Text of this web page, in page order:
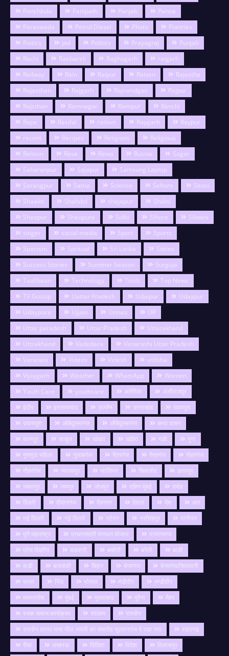
Panchkula
Panipath Panjab
Panna
Paraswada
Petrol Diesel Photo
Poetries
Poitics
pol Politics Prayagraj
Punjab
Rachi
Raebareli Raghogarh
raigarh
Railway
Rain Raipur Raisen
Rajastha
Rajasthan
Rajgarh Rajnandgao
Rajpur
Rajsthan
Ramnagar Rampur
Ranchi
Rape
Rasifal ratlam Raygarh
Raypur
recent
Recipes Religions
Religious
Relison
Reva Rewa Russia
Sagar
Saharanpur
Sajapur
Samsung Laptop
Sarangpur
Satna Science Sehore
Seoni
Shaakti
Shahdol shajapur
Shakti
Sheopur
Sheopure Sidhi Sihore
Silwani
singer
social media Sport
Sports
Sportsm
Spritual Sri Lanka
States
Success Stories
Summer Season
Surguja
Taalibaan
Technology Tools
Top News
TV Gossip
Uattar Pradesh Udaipur
Udaypur
Udaypura
Ujjain Unnao
UP
Uttar paradesh
Uttar Pradesh
Uttarakhand
Uttrakhand
Vadodara
Vanarashi Uttar Pradesh
Varanasi
Videos Videsh
vidisha
Vijaygarh
Weather WhatsApp
Women
Youth Care
youthcare अमेरिका
अलीराजपुर
इंदौर
इस्लामाबाद उज्जैन उत्तराखंड
उदयपुरा
उदायपुरा
ओबेदुल्लागंज औबेदुल्लागंज
कथा वाचन
कानपुर
काबुल खंडवा खंडेरा गङी
गुना
गुमशुदा महिला
गुलाबगंज गैतरगंज गैरतगंज
गोहरगंज
गौहरगंज
ग्यारसपुर ग्वालियर चिकलोद
छतरपुर
जबलपुर
जयपुर जोधपुर दक्षिण मुंबई
दमोह
दिल्ली
दीवानगंज देवनगर देवास देश
धार
नई दिल्ली
नई दिल्ली नटेरन नरसिंहपुर
पानीपत
पुणे महाराष्ट्र
प्रधानमंत्री मानधन योजना
प्रयागराज
प्रेस विज्ञप्ति
बङवानी बम्होरी बरेली
बाङी
बाडी
बाराबंकी बिहार बेगमगंज
बेगमगंज/सिलवानी
भारत
भिंड भोपाल मंडीदीप
मण्डीदीप
मध्यप्रदेश
मुंबई मुरादाबाद मुरैना
मैहर
रजक समाज कार्यक्रम
रतलाम
रायसेन
रायसेन तात्या मामा भील जयंती का समारोह सुल्तानगंज में रखा गया
राहतगढ़
रीवा
लखनऊ विदिशा विदेश विलासपुर